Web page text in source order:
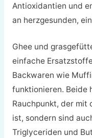
Antioxidantien und
an herzgesunden,
Ghee und
einfache
Backwaren wie
funktionieren. Beide
Rauchpunkt, der mit
ist, sondern sind
Triglyceriden und